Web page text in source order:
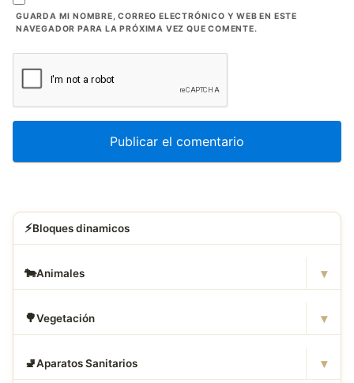
GUARDA MI NOMBRE, CORREO ELECTRÓNICO Y WEB EN ESTE
NAVEGADOR PARA LA PRÓXIMA VEZ QUE COMENTE.
⚡Bloques dinamicos
🐄Animales ▾
🌳Vegetación ▾
🚽Aparatos Sanitarios ▾